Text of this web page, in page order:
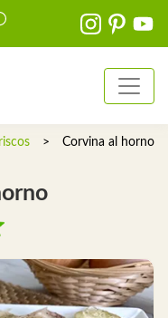
> Corvina al horno